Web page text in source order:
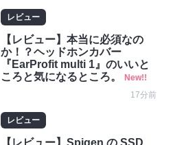
レビュー
【レビュー】本当に必須なの
か！？ヘッドホンカバー
『EarProfit multi 1』のいいと
ころと気になるところ。
New!!
17分前
レビュー
【レビュー】Spigen の SSD